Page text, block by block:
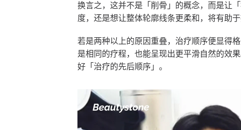
换言之，这并不是「削骨」的概念，而是让
度，还是想让整体轮廓线条更柔和，将有助于
若是两种以上的原因重叠，治疗顺序便显得
是相同的疗程，也能呈现出更平滑自然的效
好「治疗的先后顺序」。